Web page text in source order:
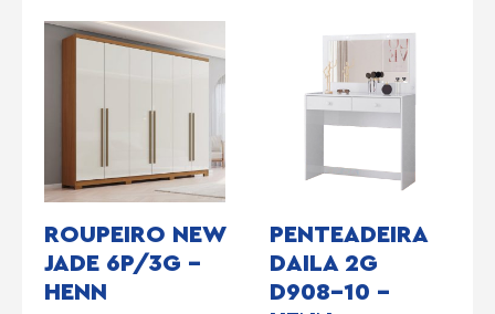
ROUPEIRO NEW
JADE 6P/3G –
HENN
PENTEADEIRA
DAILA 2G
D908-10 –